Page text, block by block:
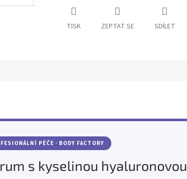
TISK ZEPTAT SE SDÍLET
PÉČE · BODY FACTORY
s kyselinou hyaluronovou